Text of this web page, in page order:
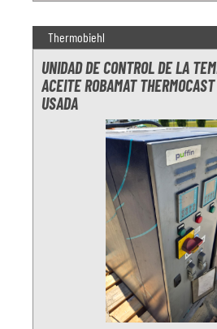
Thermobiehl
UNIDAD DE CONTROL DE LA
ACEITE ROBAMAT
USADA